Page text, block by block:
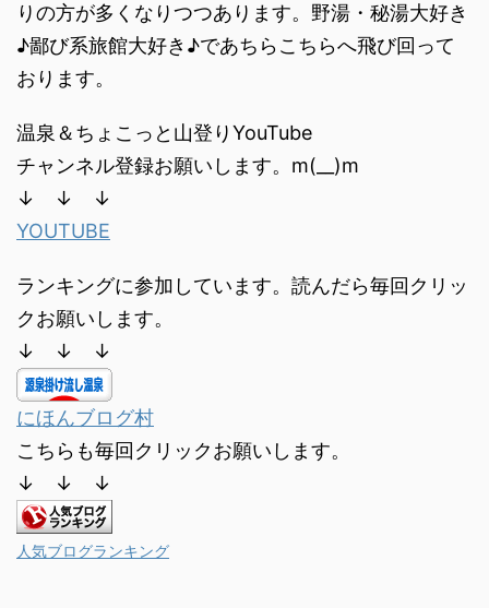
りの方が多くなりつつあります。野湯・秘湯大好き
♪鄙び系旅館大好き♪であちらこちらへ飛び回って
おります。
温泉＆ちょこっと山登りYouTube
チャンネル登録お願いします。m(__)m
↓ ↓ ↓
YOUTUBE
ランキングに参加しています。読んだら毎回クリッ
クお願いします。
↓ ↓ ↓
にほんブログ村
こちらも毎回クリックお願いします。
↓ ↓ ↓
人気ブログランキング